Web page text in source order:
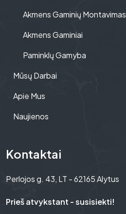
Akmens Gaminių Montavimas
Akmens Gaminiai
Paminklų Gamyba
Mūsų Darbai
Apie Mus
Naujienos
Kontaktai
Perlojos g. 43, LT - 62165 Alytus
Prieš atvykstant - susisiekti!